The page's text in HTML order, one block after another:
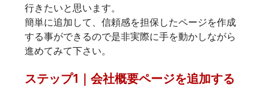
行きたいと思います。
簡単に追加して、信頼感を担保したページを作成
する事ができるので是非実際に手を動かしながら
進めてみて下さい。
ステップ1｜会社概要ページを追加する